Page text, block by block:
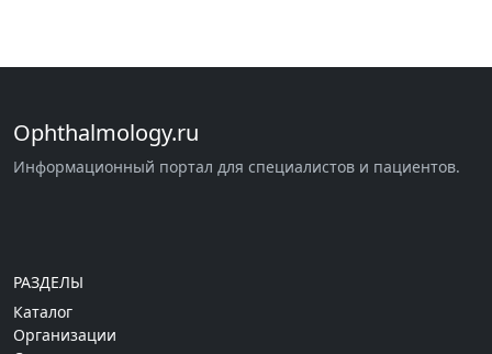
Ophthalmology.ru
Информационный портал для специалистов и пациентов.
РАЗДЕЛЫ
Каталог
Организации